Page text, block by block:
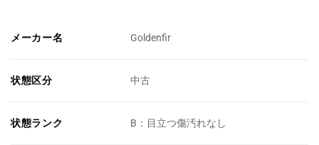
メーカー名 Goldenfir
状態区分 中古
状態ランク B：目立つ傷汚れなし